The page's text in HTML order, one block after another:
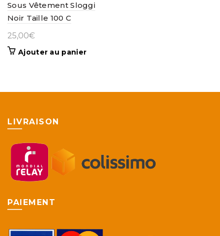
Sous Vêtement Sloggi
Noir Taille 100 C
25,00€
Ajouter au panier
LIVRAISON
PAIEMENT